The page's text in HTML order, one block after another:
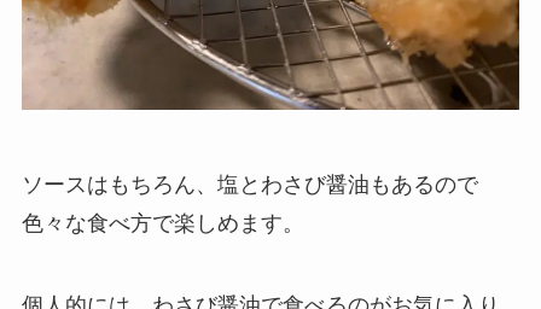
ソースはもちろん、塩とわさび醤油もあるので
色々な食べ方で楽しめます。